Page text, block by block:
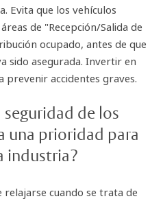
Evita que los vehículos
de "Recepción/Salida de
ocupado, antes de que
sido asegurada. Invertir en
accidentes graves.
seguridad de los
una prioridad para
industria?
cuando se trata de